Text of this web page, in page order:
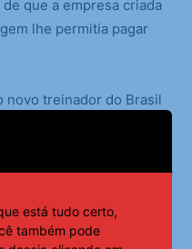
que a empresa criada
lhe permitia pagar
novo treinador do Brasil
novela pela sua
0 a 0 contra o Equador,
classificação da seleção à
vitória por 1 a 0 sobre
está tudo certo,
também pode